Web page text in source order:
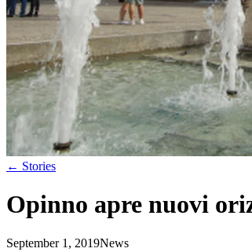
← Stories
Opinno apre nuovi
September 1, 2019News